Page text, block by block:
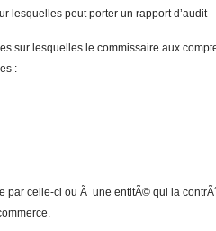
lesquelles peut porter un rapport d’audit
sur lesquelles le commissaire aux
:
par celle-ci ou Ã une entitÃ© qui la